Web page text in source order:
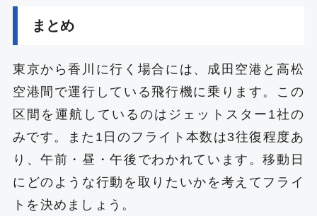
まとめ
東京から香川に行く場合には、成田空港と高松
空港間で運行している飛行機に乗ります。この
区間を運航しているのはジェットスター1社の
みです。また1日のフライト本数は3往復程度あ
り、午前・昼・午後でわかれています。移動日
にどのような行動を取りたいかを考えてフライ
トを決めましょう。